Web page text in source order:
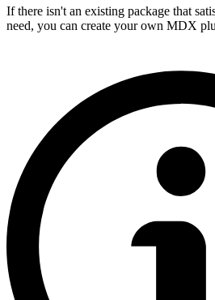
If there isn't an existing package that
need, you can create your own MDX